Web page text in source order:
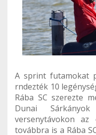
A sprint futamokat
rndezték 10
Rába SC szerezte
Dunai
versenytávokon az
továbbra is a Rába